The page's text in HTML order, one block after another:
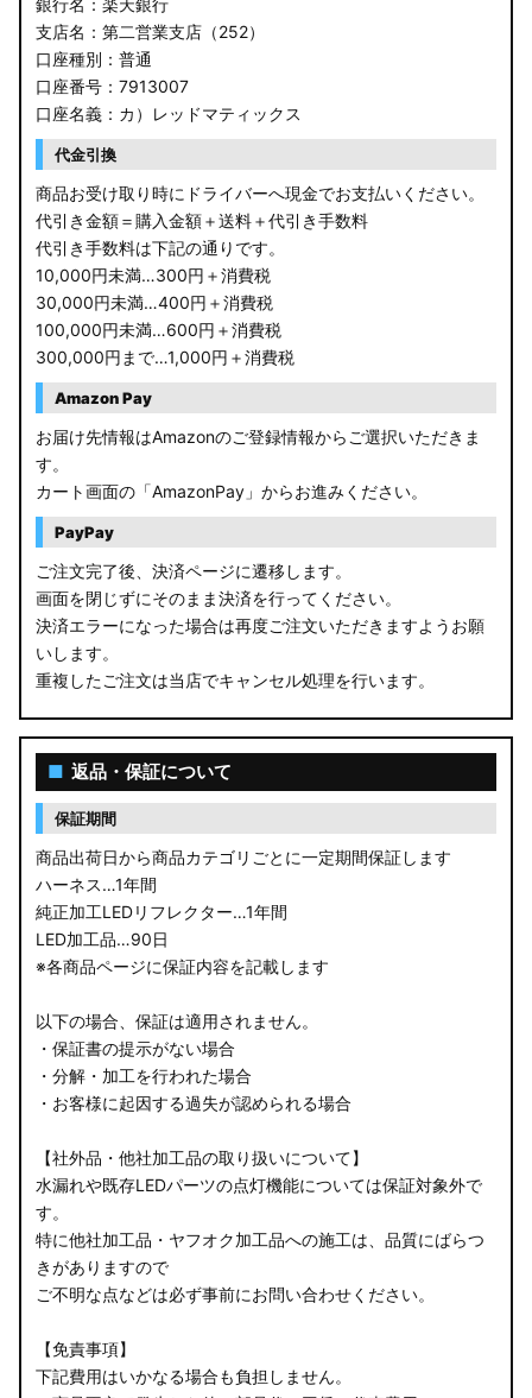
銀行名：楽天銀行
支店名：第二営業支店（252）
口座種別：普通
口座番号：7913007
口座名義：カ）レッドマティックス
代金引換
商品お受け取り時にドライバーへ現金でお支払いください。
代引き金額＝購入金額＋送料＋代引き手数料
代引き手数料は下記の通りです。
10,000円未満…300円＋消費税
30,000円未満…400円＋消費税
100,000円未満…600円＋消費税
300,000円まで…1,000円＋消費税
Amazon Pay
お届け先情報はAmazonのご登録情報からご選択いただきま
す。
カート画面の「AmazonPay」からお進みください。
PayPay
ご注文完了後、決済ページに遷移します。
画面を閉じずにそのまま決済を行ってください。
決済エラーになった場合は再度ご注文いただきますようお願
いします。
重複したご注文は当店でキャンセル処理を行います。
■ 返品・保証について
保証期間
商品出荷日から商品カテゴリごとに一定期間保証します
ハーネス…1年間
純正加工LEDリフレクター…1年間
LED加工品…90日
※各商品ページに保証内容を記載します
以下の場合、保証は適用されません。
・保証書の提示がない場合
・分解・加工を行われた場合
・お客様に起因する過失が認められる場合
【社外品・他社加工品の取り扱いについて】
水漏れや既存LEDパーツの点灯機能については保証対象外で
す。
特に他社加工品・ヤフオク加工品への施工は、品質にばらつ
きがありますので
ご不明な点などは必ず事前にお問い合わせください。
【免責事項】
下記費用はいかなる場合も負担しません。